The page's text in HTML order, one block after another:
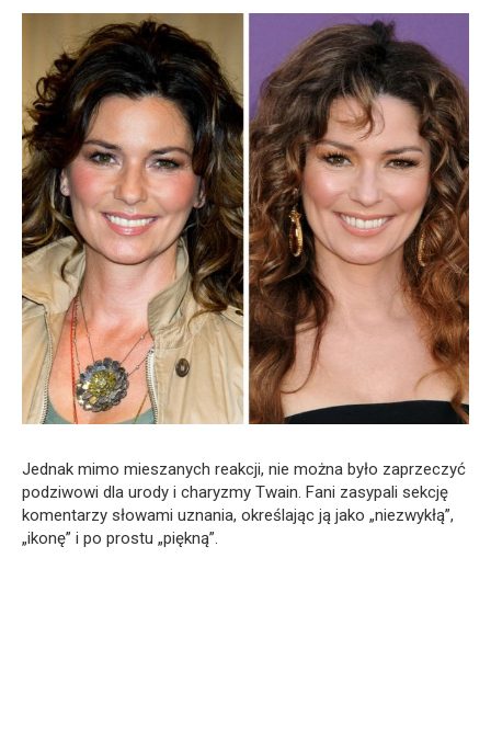
Jednak mimo mieszanych reakcji, nie można było zaprzeczyć
podziwowi dla urody i charyzmy Twain. Fani zasypali sekcję
komentarzy słowami uznania, określając ją jako „niezwykłą”,
„ikonę” i po prostu „piękną”.